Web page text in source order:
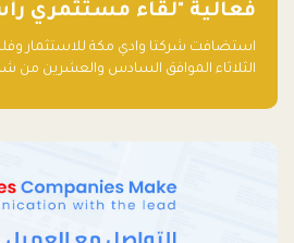
فعالية "لقاء مستثمري
في المنطقة"
استضافت شركتا وادي مكة للاستثمار
الثلاثاء الموافق السادس والعشرين من
مشاركاً من أبرز صناديق رأس المال